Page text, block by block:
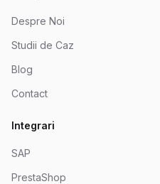
Despre Noi
Studii de Caz
Blog
Contact
Integrari
SAP
PrestaShop